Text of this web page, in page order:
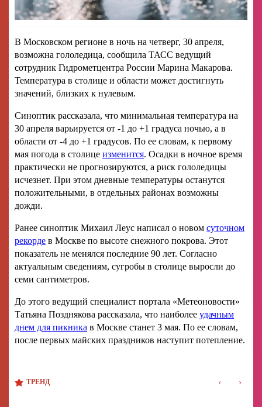
В Московском регионе в ночь на четверг, 30 апреля,
возможна гололедица, сообщила ТАСС ведущий
сотрудник Гидрометцентра России Марина Макарова.
Температура в столице и области может достигнуть
значений, близких к нулевым.
Синоптик рассказала, что минимальная температура на
30 апреля варьируется от -1 до +1 градуса ночью, а в
области от -4 до +1 градусов. По ее словам, к первому
мая погода в столице изменится. Осадки в ночное время
практически не прогнозируются, а риск гололедицы
исчезнет. При этом дневные температуры останутся
положительными, в отдельных районах возможны
дожди.
Ранее синоптик Михаил Леус написал о новом суточном
рекорде в Москве по высоте снежного покрова. Этот
показатель не менялся последние 90 лет. Согласно
актуальным сведениям, сугробы в столице выросли до
семи сантиметров.
До этого ведущий специалист портала «Метеоновости»
Татьяна Позднякова рассказала, что наиболее удачным
днем для пикника в Москве станет 3 мая. По ее словам,
после первых майских праздников наступит потепление.
ТРЕНД ‹ ›